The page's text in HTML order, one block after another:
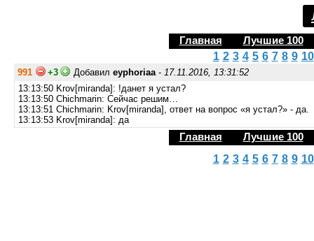
Главная Лучшие 100
1 2 3 4 5 6 7 8 9 10
991 +3 Добавил eyphoriaa- 17.11.2016, 13:31:52
13:13:50 Krov[miranda]: !данет я устал?
13:13:50 Chichmarin: Сейчас решим…
13:13:51 Chichmarin: Krov[miranda], ответ на вопрос «я устал?» - да.
13:13:53 Krov[miranda]: да
Главная Лучшие 100
1 2 3 4 5 6 7 8 9 10